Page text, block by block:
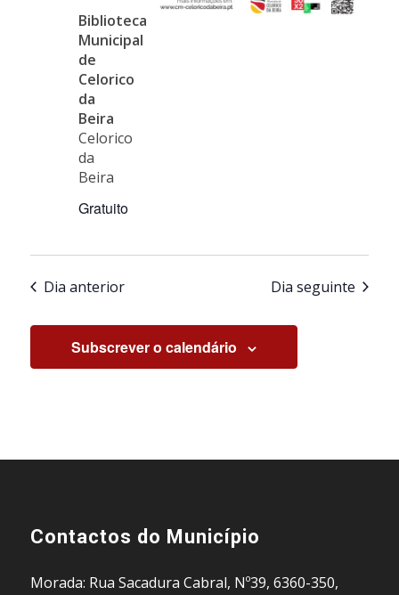
Biblioteca
Municipal
de
Celorico
da
Beira
Celorico
da
Beira
Gratuito
Dia anterior Dia seguinte
Subscrever o calendário
Contactos do Município
Morada: Rua Sacadura Cabral, Nº39, 6360-350,